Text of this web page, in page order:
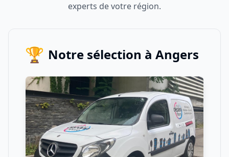
experts de votre région.
🏆 Notre sélection à Angers